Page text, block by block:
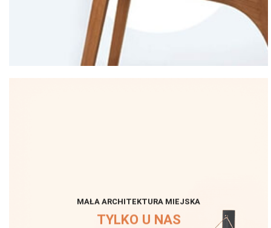
MAŁA ARCHITEKTURA MIEJSKA
TYLKO U NAS